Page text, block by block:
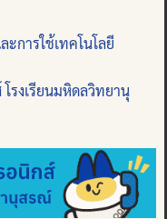
ะการใช้เทคโนโลยี
รงเรียนมหิดลวิทยานุ